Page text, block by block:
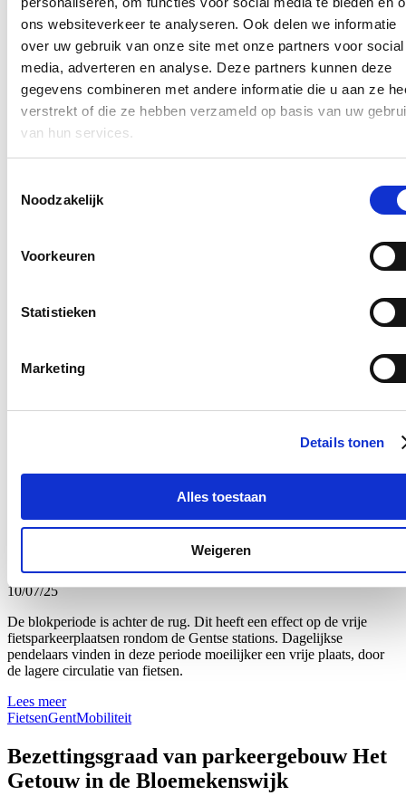
ons websiteverkeer te analyseren. Ook delen we informatie
over uw gebruik van onze site met onze partners voor social
media, adverteren en analyse. Deze partners kunnen deze
gegevens combineren met andere informatie die u aan ze
verstrekt of die ze hebben verzameld op basis van uw
van hun services.
Noodzakelijk
Voorkeuren
Statistieken
Marketing
Details tonen
Alles toestaan
Weigeren
Lees meer
GentMobiliteitSint-Amandsberg
Impact van de werken aan tramlijn T2
18/07/25
tot minstens eind 2028 onderbroken zal zijn tussen Gent Rabot en
Evergem.
in Gent voor periode 2025 - 2027
Vlaanderen voorziet de komende drie jaar meer dan 143 miljoen
voor de stad ook drie 'Grote Projecten' voorzien: Gentspoort (940
Lees meer
Openbare werken
Langdurig parkeren van fietsen aan de
10/07/25
De blokperiode is achter de rug. Dit heeft een effect op de vrije
fietsparkeerplaatsen rondom de Gentse stations. Dagelijkse
pendelaars vinden in deze periode moeilijker een vrije plaats, door
de lagere circulatie van fietsen.
Lees meer
FietsenGentMobiliteit
Bezettingsgraad van parkeergebouw Het
Getouw in de Bloemekenswijk